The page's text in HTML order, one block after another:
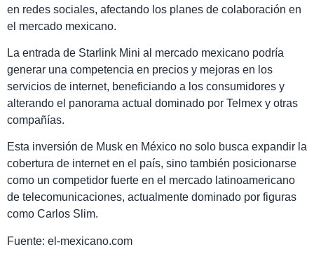
en redes sociales, afectando los planes de colaboración en
el mercado mexicano.
La entrada de Starlink Mini al mercado mexicano podría
generar una competencia en precios y mejoras en los
servicios de internet, beneficiando a los consumidores y
alterando el panorama actual dominado por Telmex y otras
compañías.
Esta inversión de Musk en México no solo busca expandir la
cobertura de internet en el país, sino también posicionarse
como un competidor fuerte en el mercado latinoamericano
de telecomunicaciones, actualmente dominado por figuras
como Carlos Slim.
Fuente: el-mexicano.com